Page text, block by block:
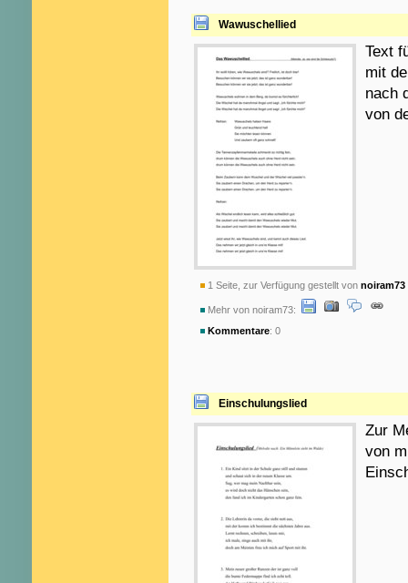
Wawuschellied
Text
mit
nach
von
1 Seite, zur Verfügung gestellt von noiram73
Mehr von noiram73:
Kommentare: 0
Einschulungslied
Zur
von